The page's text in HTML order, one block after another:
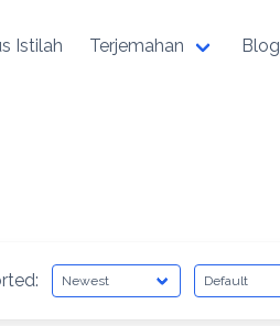
Istilah Terjemahan Blog